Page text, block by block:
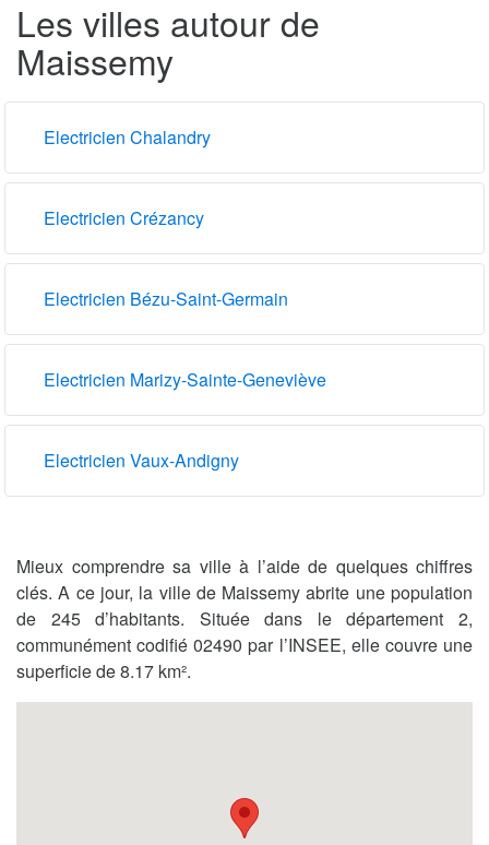
Les villes autour de
Maissemy
Electricien Chalandry
Electricien Crézancy
Electricien Bézu-Saint-Germain
Electricien Marizy-Sainte-Geneviève
Electricien Vaux-Andigny
Mieux comprendre sa ville à l’aide de quelques chiffres
clés. A ce jour, la ville de Maissemy abrite une population
de 245 d’habitants. Située dans le département 2,
communément codifié 02490 par l’INSEE, elle couvre une
superficie de 8.17 km².